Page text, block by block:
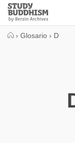
Close
Study
Buddhism
› Glosario › D